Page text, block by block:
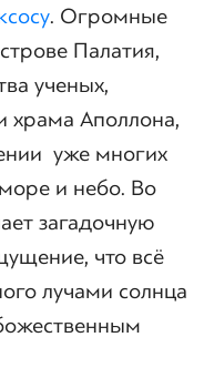
. Огромные
Палатия,
ученых,
храма Аполлона,
уже многих
и небо. Во
загадочную
что всё
лучами солнца